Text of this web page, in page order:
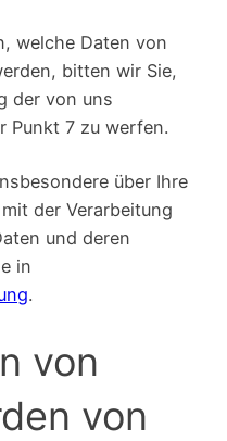
welche Daten von
bitten wir Sie,
der von uns
Punkt 7 zu werfen.
über Ihre
der Verarbeitung
und deren
in
.
von
von